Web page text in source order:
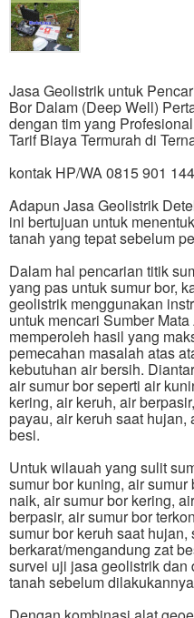
Jasa Geolistrik untuk
Bor Dalam (Deep Well)
dengan tim yang
Tarif Biaya Termurah di
kontak HP/WA 0815 901
Adapun Jasa Geolistrik
ini bertujuan untuk
tanah yang tepat sebelum
Dalam hal pencarian titik
yang pas untuk sumur bor,
geolistrik menggunakan
untuk mencari Sumber
memperoleh hasil yang
pemecahan masalah atas
kebutuhan air bersih.
air sumur bor seperti air
kering, air keruh, air
payau, air keruh saat
besi.
Untuk wilauah yang sulit
sumur bor kuning, air
naik, air sumur bor kering,
berpasir, air sumur bor
sumur bor keruh saat hujan,
berkarat/mengandung zat
survei uji jasa geolistrik dan
tanah sebelum